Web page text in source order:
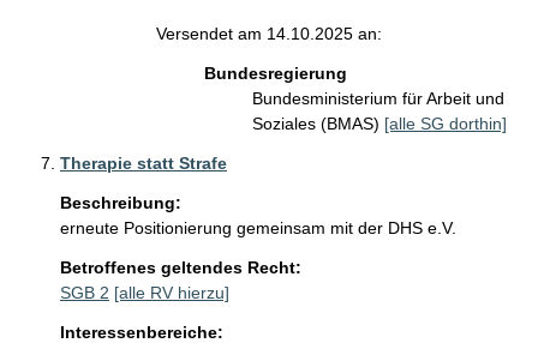
Versendet am 14.10.2025 an:
Bundesregierung
Bundesministerium für Arbeit und
Soziales (BMAS) [alle SG dorthin]
Therapie statt Strafe
Beschreibung:
erneute Positionierung gemeinsam mit der DHS e.V.
Betroffenes geltendes Recht:
SGB 2 [alle RV hierzu]
Interessenbereiche: